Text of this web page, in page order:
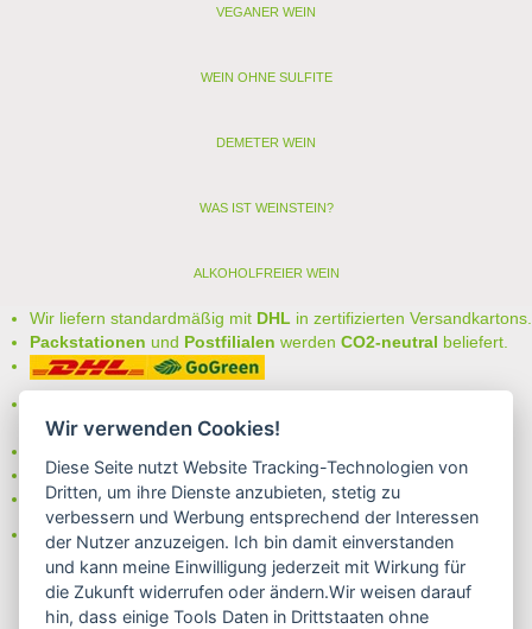
VEGANER WEIN
WEIN OHNE SULFITE
DEMETER WEIN
WAS IST WEINSTEIN?
ALKOHOLFREIER WEIN
Wir liefern standardmäßig mit DHL in zertifizierten Versandkartons.
Packstationen und Postfilialen werden CO2-neutral beliefert.
auswählen:
- Rechnung
- Lastschrift/Bankeinzug
Das Internetsiegel "GEPRÜFTER SHOP – Sicher einkaufen":
Wir verwenden Cookies!
Diese Seite nutzt Website Tracking-Technologien von
Dritten, um ihre Dienste anzubieten, stetig zu
verbessern und Werbung entsprechend der Interessen
der Nutzer anzuzeigen. Ich bin damit einverstanden
und kann meine Einwilligung jederzeit mit Wirkung für
die Zukunft widerrufen oder ändern.Wir weisen darauf
hin, dass einige Tools Daten in Drittstaaten ohne